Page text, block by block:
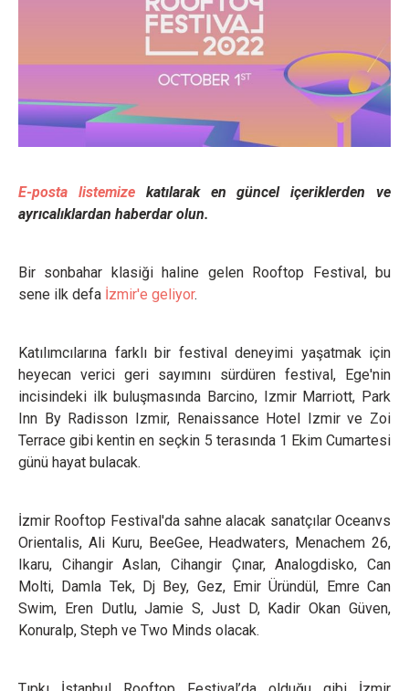
E-posta listemizekatılarak en güncel içeriklerden ve
ayrıcalıklardan haberdar olun.
Bir sonbahar klasiği haline gelen Rooftop Festival, bu
sene ilk defa İzmir'e geliyor.
Katılımcılarına farklı bir festival deneyimi yaşatmak için
heyecan verici geri sayımını sürdüren festival, Ege'nin
incisindeki ilk buluşmasında Barcino, Izmir Marriott, Park
Inn By Radisson Izmir, Renaissance Hotel Izmir ve Zoi
Terrace gibi kentin en seçkin 5 terasında 1 Ekim Cumartesi
günü hayat bulacak.
İzmir Rooftop Festival'da sahne alacak sanatçılar Oceanvs
Orientalis, Ali Kuru, BeeGee, Headwaters, Menachem 26,
Ikaru, Cihangir Aslan, Cihangir Çınar, Analogdisko, Can
Molti, Damla Tek, Dj Bey, Gez, Emir Üründül, Emre Can
Swim, Eren Dutlu, Jamie S, Just D, Kadir Okan Güven,
Konuralp, Steph ve Two Minds olacak.